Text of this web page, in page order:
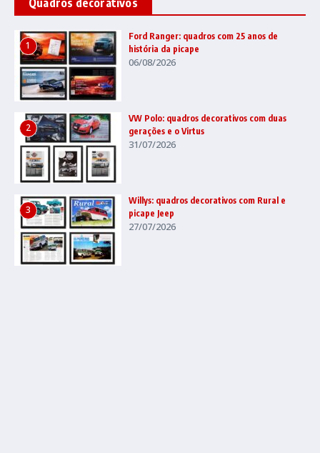
Quadros decorativos
1
Ford Ranger: quadros com 25 anos de
história da picape
06/08/2026
2
VW Polo: quadros decorativos com duas
gerações e o Virtus
31/07/2026
3
Willys: quadros decorativos com Rural e
picape Jeep
27/07/2026